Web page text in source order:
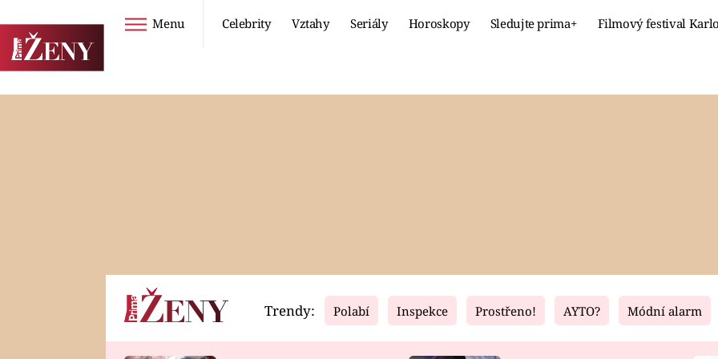
Menu Celebrity Vztahy Seriály Horoskopy Sledujte prima+ Filmový festival
Horoskopy Video Fresh Living
Trendy: Polabí Inspekce Prostřeno! AYTO? Módní alarm